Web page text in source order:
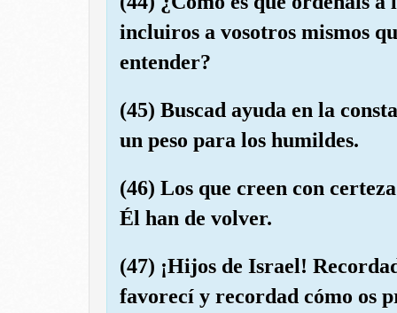
incluiros a vosotros mismos
entender?
(45) Buscad ayuda en la
un peso para los humildes.
(46) Los que creen con
Él han de volver.
(47) ¡Hijos de Israel!
favorecí y recordad cómo os